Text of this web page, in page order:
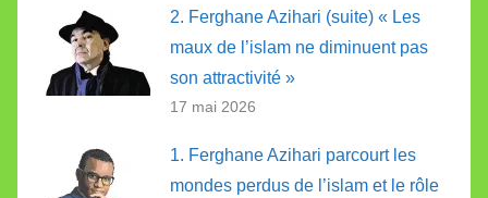
2. Ferghane Azihari (suite) « Les
maux de l’islam ne diminuent pas
son attractivité »
17 mai 2026
1. Ferghane Azihari parcourt les
mondes perdus de l’islam et le rôle